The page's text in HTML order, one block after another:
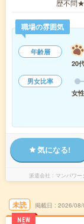
歴不問
職場の雰囲気
年齢層
20
男女比率
女性
気になる!
派遣会社 マンパワ
未読
NEW
掲載日 2026/08/